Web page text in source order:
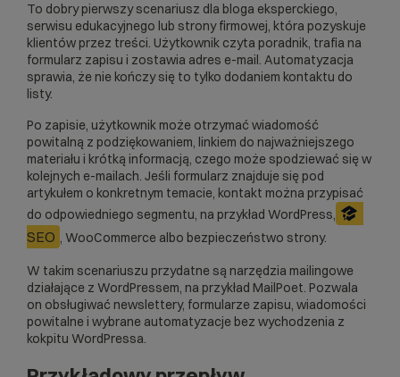
To dobry pierwszy scenariusz dla bloga eksperckiego,
serwisu edukacyjnego lub strony firmowej, która pozyskuje
klientów przez treści. Użytkownik czyta poradnik, trafia na
formularz zapisu i zostawia adres e-mail. Automatyzacja
sprawia, że nie kończy się to tylko dodaniem kontaktu do
listy.
Po zapisie, użytkownik może otrzymać wiadomość
powitalną z podziękowaniem, linkiem do najważniejszego
materiału i krótką informacją, czego może spodziewać się w
kolejnych e-mailach. Jeśli formularz znajduje się pod
artykułem o konkretnym temacie, kontakt można przypisać
do odpowiedniego segmentu, na przykład WordPress,
SEO , WooCommerce albo bezpieczeństwo strony.
W takim scenariuszu przydatne są narzędzia mailingowe
działające z WordPressem, na przykład MailPoet. Pozwala
on obsługiwać newslettery, formularze zapisu, wiadomości
powitalne i wybrane automatyzacje bez wychodzenia z
kokpitu WordPressa.